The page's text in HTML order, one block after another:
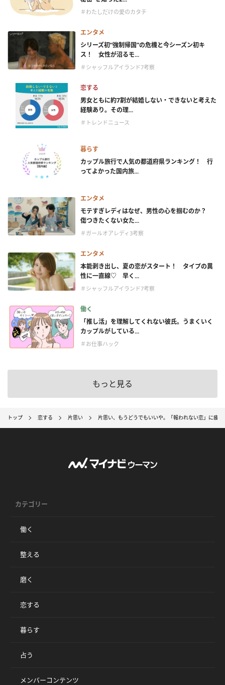
＃わたしだけの愛のカタチ
エンタメ
シリーズ初“強制帰国”の危機と今シーズン初キ
ス！ 女性が沼るモ...
＃シャッフルアイランド7考察
恋する
男女ともに約7割が結婚しない・できないと考えた
経験あり。その理...
＃トレンドニュース
暮らす
カップル旅行で人気の都道府県ランキング！ 行
ってよかった国内旅...
エンタメ
モテすぎレディはなぜ、男性の心を掴むのか？
傷つきたくない女た...
＃ガールオアレディ3考察
エンタメ
本能剥き出し、夏の恋がスタート！ タイプの異
性に一直線♡ 早く...
＃シャッフルアイランド7考察
働く
「推し活」を理解してくれない彼氏。うまくいく
カップルがしている...
＃お仕事ハック
もっと見る
トップ 恋する 片思い 片思い、もうどうでもいいや。「報われない恋」に疲
カテゴリー
働く
整える
磨く
恋する
暮らす
占う
メンバーコンテンツ